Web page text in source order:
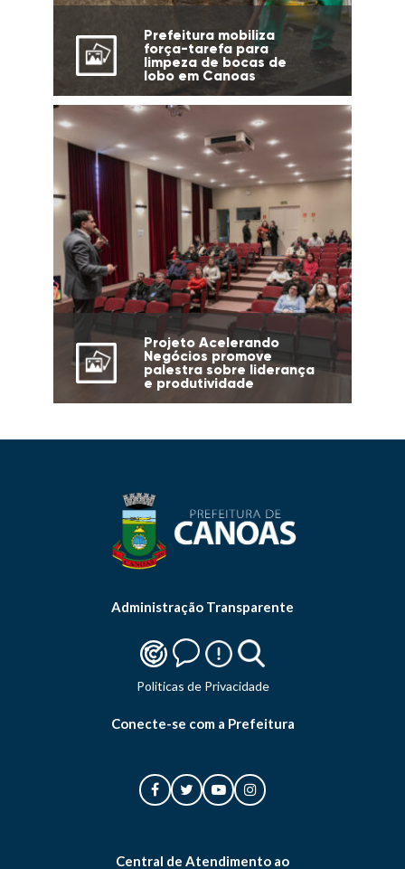
Prefeitura mobiliza
força-tarefa para
limpeza de bocas de
lobo em Canoas
Projeto Acelerando
Negócios promove
palestra sobre liderança
e produtividade
Administração Transparente
Politicas de Privacidade
Conecte-se com a Prefeitura
Central de Atendimento ao